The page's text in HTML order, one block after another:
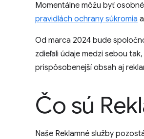
Momentálne môžu byť
pravidlách ochrany súkromia
Od marca 2024 bude
zdieľali údaje medzi sebou
prispôsobenejší obsah aj
Čo sú
Naše Reklamné služby